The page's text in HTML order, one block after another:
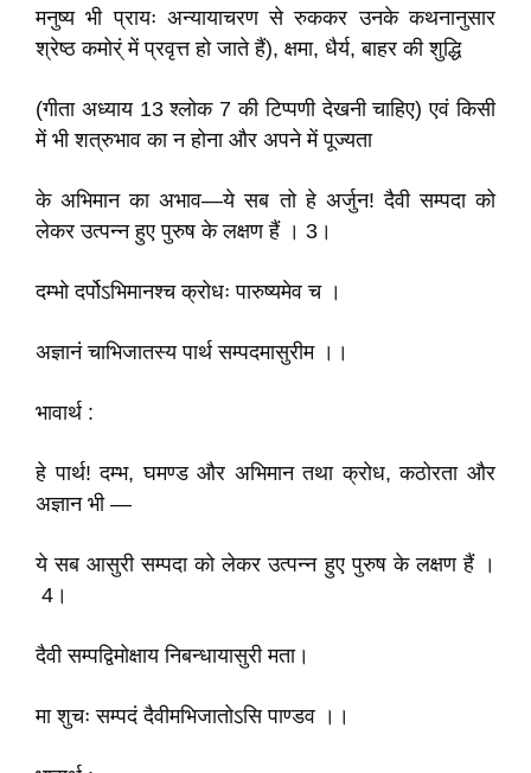
मनुष्य भी प्रायः अन्यायाचरण से रुककर उनके कथनानुसार
श्रेष्ठ कमोर्ं में प्रवृत्त हो जाते हैं), क्षमा, धैर्य, बाहर की शुद्धि
(गीता अध्याय 13 श्लोक 7 की टिप्पणी देखनी चाहिए) एवं किसी
में भी शत्रुभाव का न होना और अपने में पूज्यता
के अभिमान का अभाव—ये सब तो हे अर्जुन! दैवी सम्पदा को
लेकर उत्पन्न हुए पुरुष के लक्षण हैं । 3।
दम्भो दर्पोऽभिमानश्च क्रोधः पारुष्यमेव च ।
अज्ञानं चाभिजातस्य पार्थ सम्पदमासुरीम ।।
भावार्थ :
हे पार्थ! दम्भ, घमण्ड और अभिमान तथा क्रोध, कठोरता और
अज्ञान भी —
ये सब आसुरी सम्पदा को लेकर उत्पन्न हुए पुरुष के लक्षण हैं ।
4।
दैवी सम्पद्विमोक्षाय निबन्धायासुरी मता।
मा शुचः सम्पदं दैवीमभिजातोऽसि पाण्डव ।।